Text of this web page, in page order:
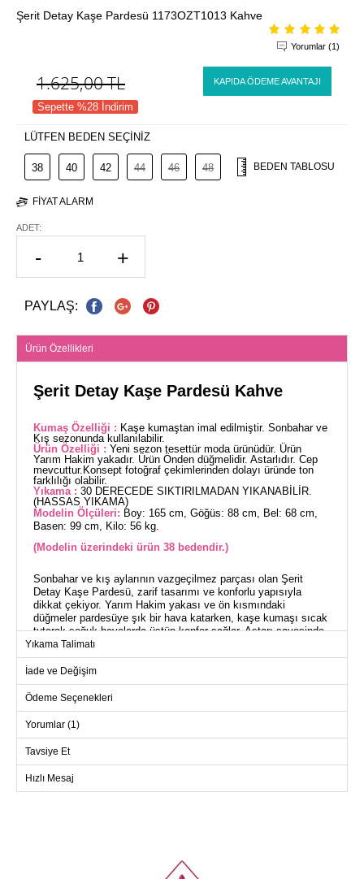
Şerit Detay Kaşe Pardesü 1173OZT1013 Kahve
Yorumlar (1)
1.625,00TL KAPIDA ÖDEME AVANTAJI
Sepette %28 İndirim
LÜTFEN BEDEN SEÇİNİZ
38 40 42 44 46 48 BEDEN TABLOSU
FIYAT ALARM
ADET:
- +
PAYLAŞ:
Ürün Özellikleri
Şerit Detay Kaşe Pardesü Kahve
Kumaş Özelliği : Kaşe kumaştan imal edilmiştir. Sonbahar ve
Kış sezonunda kullanılabilir.
Ürün Özelliği : Yeni sezon tesettür moda ürünüdür. Ürün
Yarım Hakim yakadır. Ürün Önden düğmelidir. Astarlıdır. Cep
mevcuttur.Konsept fotoğraf çekimlerinden dolayı üründe ton
farklılığı olabilir.
Yıkama : 30 DERECEDE SIKTIRILMADAN YIKANABİLİR.
(HASSAS YIKAMA)
Modelin Ölçüleri: Boy: 165 cm, Göğüs: 88 cm, Bel: 68 cm,
Basen: 99 cm, Kilo: 56 kg.
(Modelin üzerindeki ürün 38 bedendir.)
Sonbahar ve kış aylarının vazgeçilmez parçası olan Şerit
Detay Kaşe Pardesü, zarif tasarımı ve konforlu yapısıyla
dikkat çekiyor. Yarım Hakim yakası ve ön kısmındaki
düğmeler pardesüye şık bir hava katarken, kaşe kumaşı sıcak
tutarak soğuk havalarda üstün konfor sağlar. Astarı sayesinde
ekstra rahatlık sunan bu pardesü, hassas yıkama ile 30
derecede yıkanabilir olması sayesinde bakımı kolaydır. Modern
tesettür giyimin şıklığını yansıtan bu kaban, hem günlük
kullanım hem de özel günler için ideal bir seçimdir.
Beden
38
94 88
136
116
Yıkama Talimatı
İade ve Değişim
Ödeme Seçenekleri
Yorumlar (1)
Tavsiye Et
Hızlı Mesaj